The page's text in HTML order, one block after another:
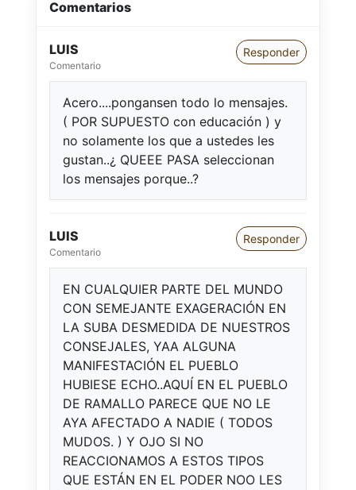
Comentarios
LUIS
Comentario
Responder
Acero....pongansen todo lo mensajes.
( POR SUPUESTO con educación ) y
no solamente los que a ustedes les
gustan..¿ QUEEE PASA seleccionan
los mensajes porque..?
LUIS
Comentario
Responder
EN CUALQUIER PARTE DEL MUNDO
CON SEMEJANTE EXAGERACIÓN EN
LA SUBA DESMEDIDA DE NUESTROS
CONSEJALES, YAA ALGUNA
MANIFESTACIÓN EL PUEBLO
HUBIESE ECHO..AQUÍ EN EL PUEBLO
DE RAMALLO PARECE QUE NO LE
AYA AFECTADO A NADIE ( TODOS
MUDOS. ) Y OJO SI NO
REACCIONAMOS A ESTOS TIPOS
QUE ESTÁN EN EL PODER NOO LES